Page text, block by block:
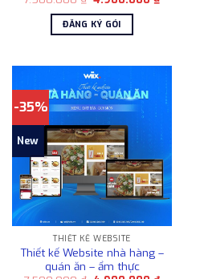
là:
7.500.000 ₫.
hiện
ĐĂNG KÝ GÓI
-35%
New
THIẾT KẾ WEBSITE
Thiết kế Website nhà hàng –
quán ăn – ẩm thực